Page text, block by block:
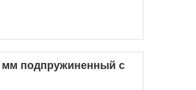
мм подпружиненный с